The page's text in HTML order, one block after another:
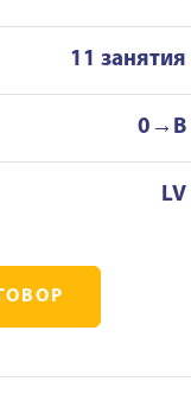
11 занятия
0→B
LV